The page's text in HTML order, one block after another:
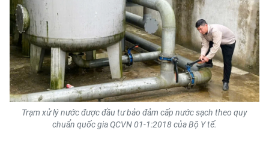
Trạm xử lý nước được đầu tư bảo đảm cấp nước sạch theo quy
chuẩn quốc gia QCVN 01-1:2018 của Bộ Y tế.